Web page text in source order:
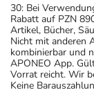
30: Bei
Rabatt auf PZN
Artikel, Bücher,
Nicht mit anderen
kombinierbar und
APONEO App.
Vorrat reicht. Wir
Keine